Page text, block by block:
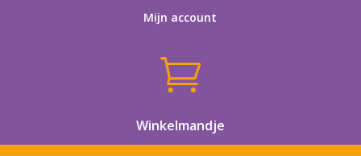
Mijn account

Winkelmandje